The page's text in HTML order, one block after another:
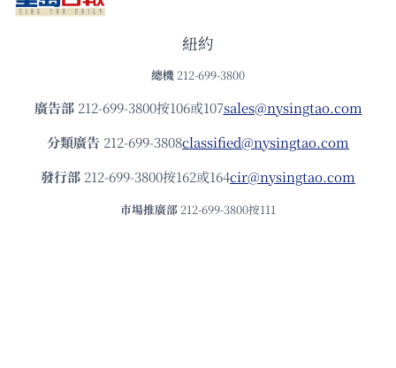
紐約
總機 212-699-3800
廣告部212-699-3800按106或107sales@nysingtao.com
分類廣告 212-699-3808classified@nysingtao.com
發⾏部 212-699-3800按162或164cir@nysingtao.com
市場推廣部 212-699-3800按111